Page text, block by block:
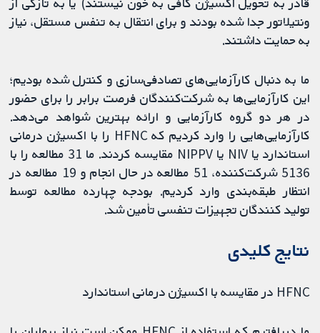
ونتیلاتور جدا شده بودند و برای انتقال به تنفس مستقل، نیاز
به حمایت داشتند.
ما به دنبال کارآزمایی‌های تصادفی‌سازی و کنترل شده بودیم؛
این کارآزمایی‌ها به شرکت‌کنندگان فرصت برابر را برای حضور
در هر دو گروه کارآزمایی و ارائه بهترین شواهد می‌دهد.
کارآزمایی‌هایی را وارد کردیم که HFNC را با اکسیژن درمانی
استاندارد یا NIV یا NIPPV مقایسه کردند. ما 31 مطالعه را با
5136 شرکت‌کننده، 51 مطالعه در حال انجام و 19 مطالعه در
انتظار طبقه‌بندی وارد کردیم. بودجه چهارده مطالعه توسط
تولید کنندگان تجهیزات تنفسی تأمین شد.
نتایج کلیدی
HFNC در مقایسه با اکسیژن درمانی استاندارد